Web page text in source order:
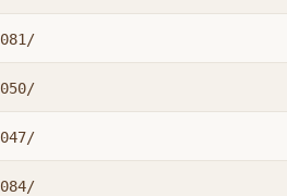
081/
050/
047/
084/